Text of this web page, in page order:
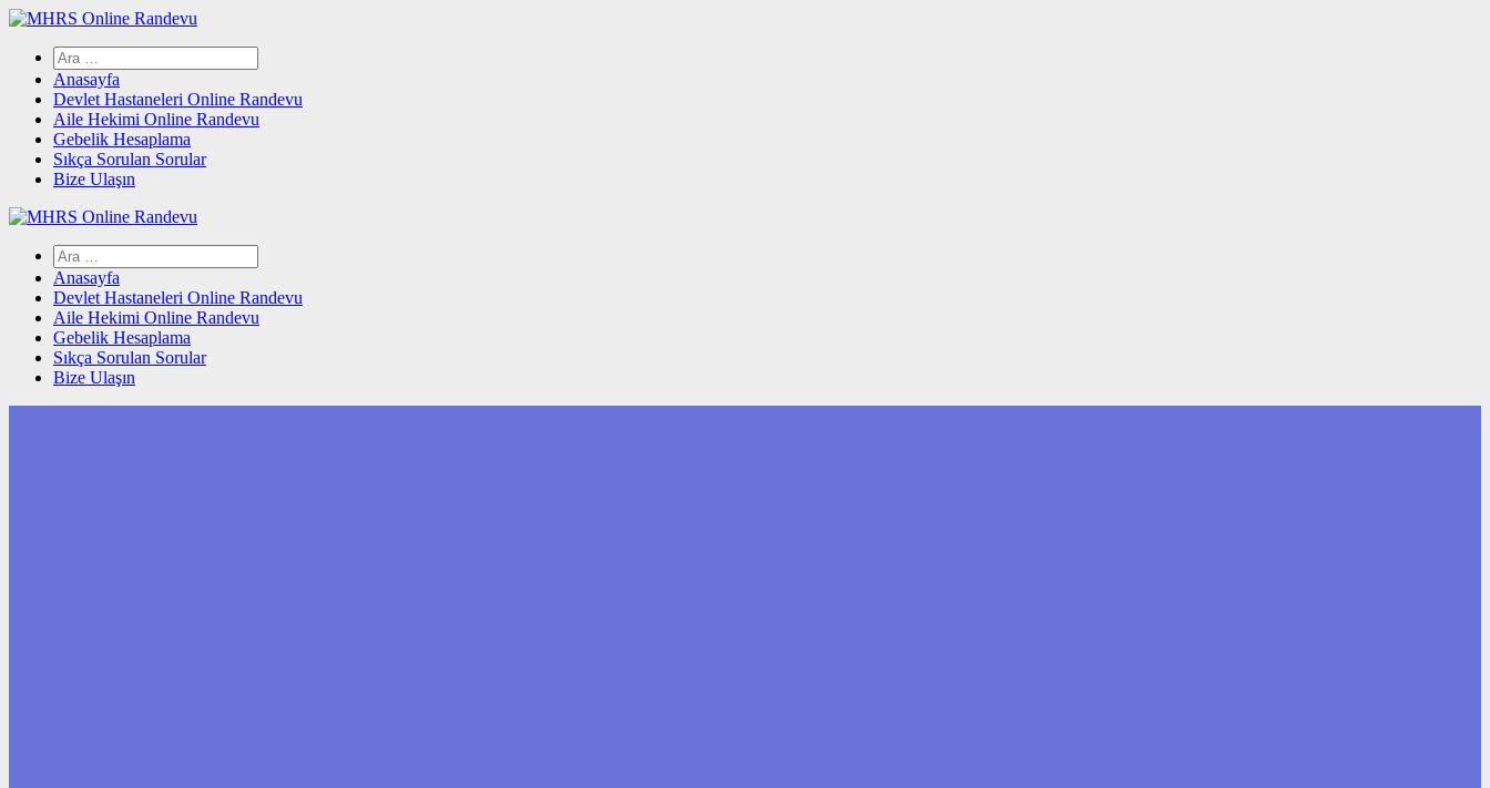
Skip
contentArama:
Anasayfa
Devlet Hastaneleri Online Randevu
Aile Hekimi Online Randevu
Gebelik Hesaplama
Sıkça Sorulan Sorular
Bize Ulaşın
Arama:
Anasayfa
Devlet Hastaneleri Online Randevu
Aile Hekimi Online Randevu
Gebelik Hesaplama
Sıkça Sorulan Sorular
Bize Ulaşın